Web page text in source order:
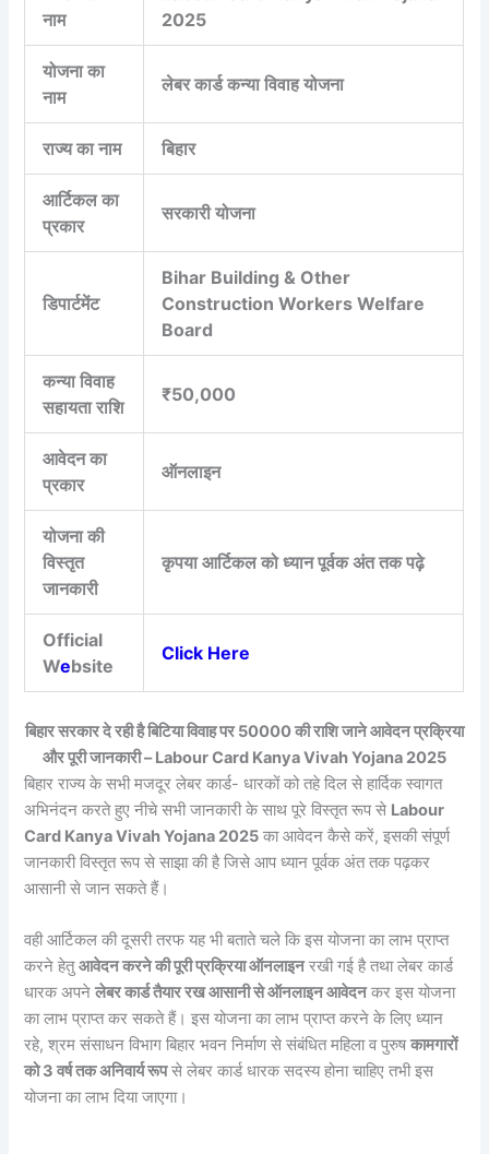
नाम
2025
योजना का
नाम
लेबर कार्ड कन्या विवाह योजना
राज्य का नाम बिहार
आर्टिकल का
प्रकार
सरकारी योजना
डिपार्टमेंट
Bihar Building & Other
Construction Workers Welfare
Board
कन्या विवाह
सहायता राशि
₹50,000
आवेदन का
प्रकार
ऑनलाइन
योजना की
विस्तृत
जानकारी
कृपया आर्टिकल को ध्यान पूर्वक अंत तक पढ़े
Official
Website
Click Here
बिहार सरकार दे रही है बिटिया विवाह पर 50000 की राशि जाने आवेदन प्रक्रिया
और पूरी जानकारी – Labour Card Kanya Vivah Yojana 2025
बिहार राज्य के सभी मजदूर लेबर कार्ड- धारकों को तहे दिल से हार्दिक स्वागत
अभिनंदन करते हुए नीचे सभी जानकारी के साथ पूरे विस्तृत रूप से Labour
Card Kanya Vivah Yojana 2025 का आवेदन कैसे करें, इसकी संपूर्ण
जानकारी विस्तृत रूप से साझा की है जिसे आप ध्यान पूर्वक अंत तक पढ़कर
आसानी से जान सकते हैं।
वही आर्टिकल की दूसरी तरफ यह भी बताते चले कि इस योजना का लाभ प्राप्त
करने हेतुआवेदन करने की पूरी प्रक्रिया ऑनलाइनरखी गई है तथा लेबर कार्ड
धारक अपनेलेबर कार्ड तैयार रख आसानी से ऑनलाइन आवेदनकर इस योजना
का लाभ प्राप्त कर सकते हैं। इस योजना का लाभ प्राप्त करने के लिए ध्यान
रहे, श्रम संसाधन विभाग बिहार भवन निर्माण से संबंधित महिला व पुरुषकामगारों
को 3 वर्ष तक अनिवार्य रूपसे लेबर कार्ड धारक सदस्य होना चाहिए तभी इस
योजना का लाभ दिया जाएगा।